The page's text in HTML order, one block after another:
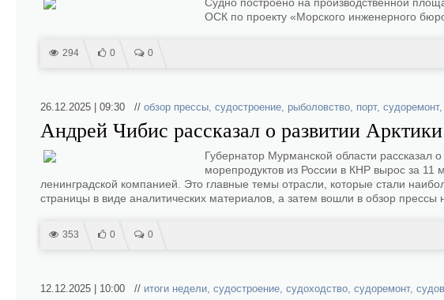
ОСК по проекту «Морского инженерного
294 0 0
26.12.2025 | 09:30 // обзор прессы, судостроение, рыболовство, порт, судоремонт,
Андрей Чибис рассказал о развитии
Губернатор Мурманской области рассказал
морепродуктов из России в КНР вырос за 11
ленинградской компанией. Это главные темы отрасли, которые стали
страницы в виде аналитических материалов, а затем вошли в обзор прессы
353 0 0
12.12.2025 | 10:00 // итоги недели, судостроение, судоходство, судоремонт,